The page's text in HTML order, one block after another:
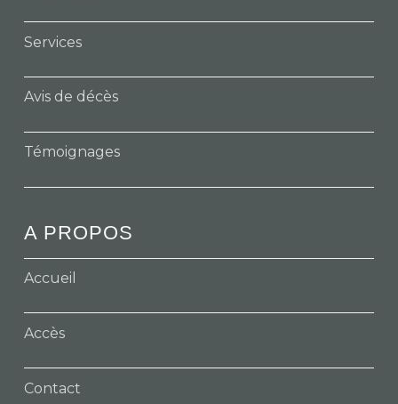
Services
Avis de décès
Témoignages
A PROPOS
Accueil
Accès
Contact